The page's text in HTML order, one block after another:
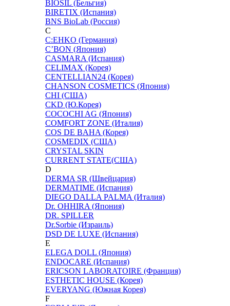
BIOSIL (Бельгия)
BIRETIX (Испания)
BNS BioLab (Россия)
C
C:EHKO (Германия)
C’BON (Япония)
CASMARA (Испания)
CELIMAX (Корея)
CENTELLIAN24 (Корея)
CHANSON COSMETICS (Япония)
CHI (США)
CKD (Ю.Корея)
COCOCHI AG (Япония)
COMFORT ZONE (Италия)
COS DE BAHA (Корея)
COSMEDIX (США)
CRYSTAL SKIN
CURRENT STATE(США)
D
DERMA SR (Швейцария)
DERMATIME (Испания)
DIEGO DALLA PALMA (Италия)
Dr. OHHIRA (Япония)
DR. SPILLER
Dr.Sorbie (Израиль)
DSD DE LUXE (Испания)
E
ELEGA DOLL (Япония)
ENDOCARE (Испания)
ERICSON LABORATOIRE (Франция)
ESTHETIC HOUSE (Корея)
EVERYANG (Южная Корея)
F